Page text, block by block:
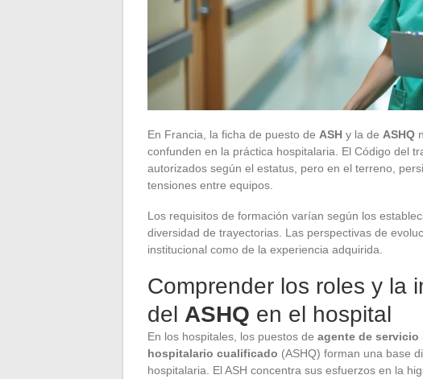
En Francia, la ficha de puesto de ASH y la de ASHQ
confunden en la práctica hospitalaria. El Código del
autorizados según el estatus, pero en el terreno,
tensiones entre equipos.
Los requisitos de formación varían según los
diversidad de trayectorias. Las perspectivas de
institucional como de la experiencia adquirida.
Comprender los roles y la
del ASHQ en el hospital
En los hospitales, los puestos de agente de
hospitalario cualificado (ASHQ) forman una base
hospitalaria. El ASH concentra sus esfuerzos en la